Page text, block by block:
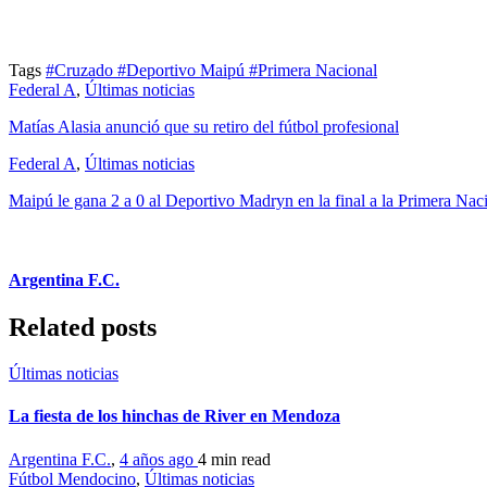
Tags #Cruzado #Deportivo Maipú #Primera Nacional
Federal A, Últimas noticias
Matías Alasia anunció que su retiro del fútbol profesional
Federal A, Últimas noticias
Maipú le gana 2 a 0 al Deportivo Madryn en la final a la Primera
Argentina F.C.
Related posts
Últimas noticias
La fiesta de los hinchas de River en Mendoza
Argentina F.C., 4 años ago 4 min read
Fútbol Mendocino, Últimas noticias